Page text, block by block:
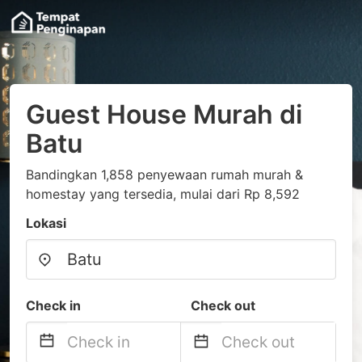
Guest House Murah di
Batu
Bandingkan 1,858 penyewaan rumah murah &
homestay yang tersedia, mulai dari Rp 8,592
Lokasi
Check in Check out